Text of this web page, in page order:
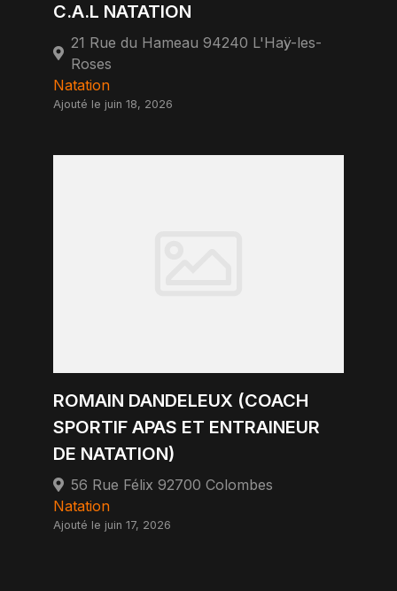
C.A.L NATATION
21 Rue du Hameau 94240 L'Haÿ-les-
Roses
Natation
Ajouté le juin 18, 2026
ROMAIN DANDELEUX (COACH
SPORTIF APAS ET ENTRAINEUR
DE NATATION)
56 Rue Félix 92700 Colombes
Natation
Ajouté le juin 17, 2026